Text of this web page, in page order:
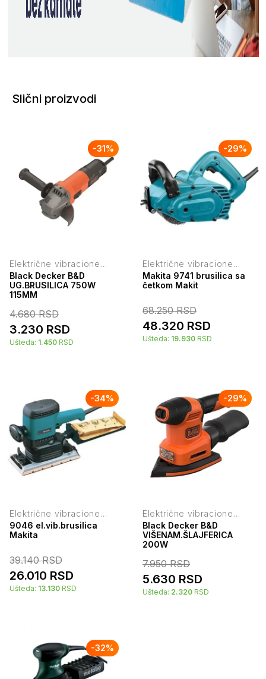
Slični proizvodi
-31%
Električne vibracione
brusilice
Black Decker B&D
UG.BRUSILICA 750W
115MM
4.680RSD
3.230 RSD
Ušteda: 1.450 RSD
-29%
Električne vibracione
brusilice
Makita 9741 brusilica sa
četkom Makit
68.250RSD
48.320 RSD
Ušteda: 19.930 RSD
-34%
Električne vibracione
brusilice
9046 el.vib.brusilica
Makita
39.140RSD
26.010 RSD
Ušteda: 13.130 RSD
-29%
Električne vibracione
brusilice
Black Decker B&D
VIŠENAM.ŠLAJFERICA
200W
7.950RSD
5.630 RSD
Ušteda: 2.320 RSD
-32%